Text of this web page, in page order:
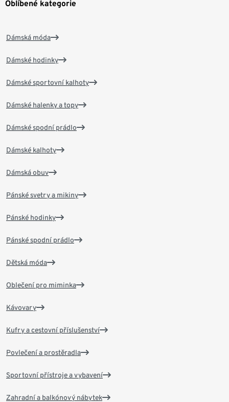
Oblíbené kategorie
Dámská móda
Dámské hodinky
Dámské sportovní kalhoty
Dámské halenky a topy
Dámské spodní prádlo
Dámské kalhoty
Dámská obuv
Pánské svetry a mikiny
Pánské hodinky
Pánské spodní prádlo
Dětská móda
Oblečení pro miminka
Kávovary
Kufry a cestovní příslušenství
Povlečení a prostěradla
Sportovní přístroje a vybavení
Zahradní a balkónový nábytek